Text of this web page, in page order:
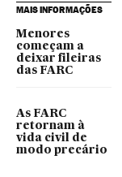
MAIS INFORMAÇÕES
Menores
começam a
deixar fileiras
das FARC
As FARC
retornam à
vida civil de
modo precário